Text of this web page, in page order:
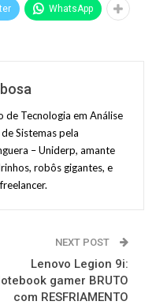
WhatsApp
de Tecnologia em Análise
Sistemas pela
– Uniderp, amante
robôs gigantes, e
NEXT POST
Lenovo Legion 9i:
gamer BRUTO
com RESFRIAMENTO